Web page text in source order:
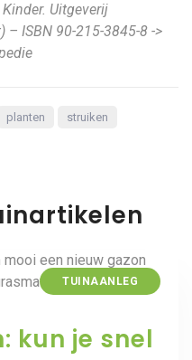
Uitgeverij
– ISBN 90-215-3845-8 ->
planten
struiken
TUINAANLEG
kun je snel